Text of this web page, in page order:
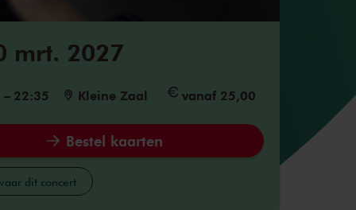
mrt. 2027
– 22:35 Kleine Zaal vanaf 25,00
Bestel kaarten
dit concert